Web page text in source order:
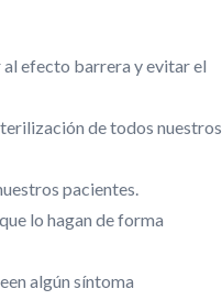
a laimplantología
y nuestro
efecto barrera y evitar el
de todos nuestros
pacientes.
lo hagan de forma
algún síntoma